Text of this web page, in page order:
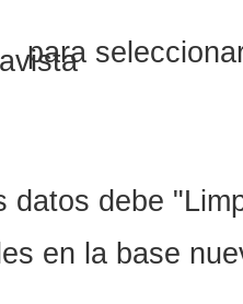
para
datos debe
en la base